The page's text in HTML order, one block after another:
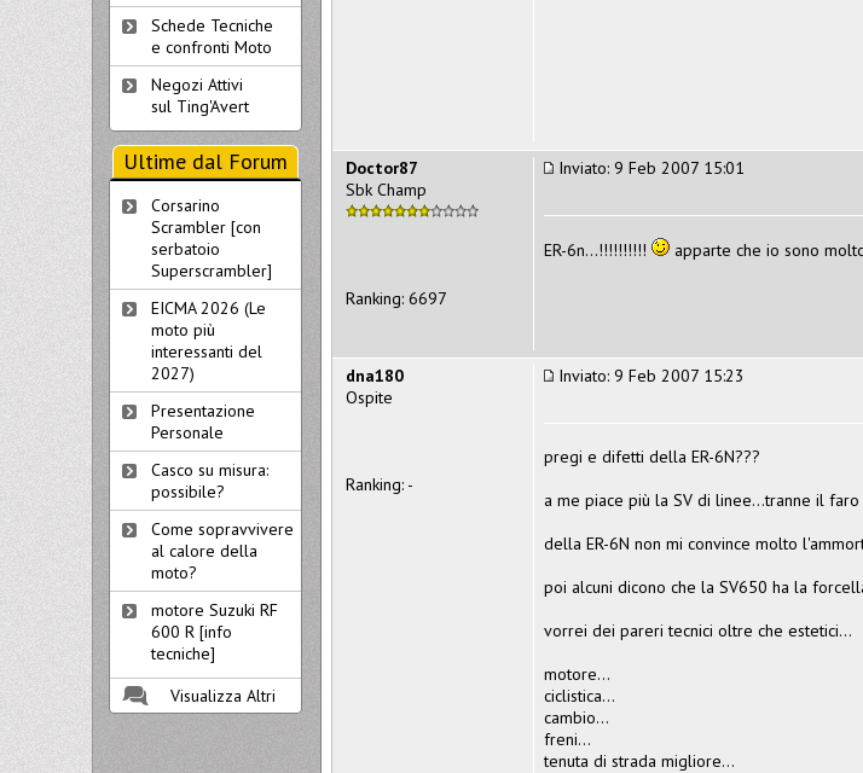
Inviato: 9 Feb 2007 15:01
ER-6n...!!!!!!!!!! apparte che io sono
Doctor87
Sbk Champ
Ranking: 6697
Inviato: 9 Feb 2007 15:23
pregi e difetti della ER-6N???
a me piace più la SV di linee...tranne il
della ER-6N non mi convince molto
poi alcuni dicono che la SV650 ha la
vorrei dei pareri tecnici oltre che estetici...
motore...
ciclistica...
cambio...
freni...
tenuta di strada migliore...
dna180
Ospite
Ranking: -
Schede Tecniche
e confronti Moto
Negozi Attivi
sul Ting'Avert
Ultime dal Forum
Corsarino
Scrambler [con
serbatoio
Superscrambler]
EICMA 2026 (Le
moto più
interessanti del
2027)
Presentazione
Personale
Casco su misura:
possibile?
Come sopravvivere
al calore della
moto?
motore Suzuki RF
600 R [info
tecniche]
Visualizza Altri